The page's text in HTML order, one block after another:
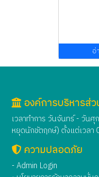
อ่
องค์การบริหารส่
เวลาทำการ วันจันทร์ - วัน
หยุดนักขัตฤกษ์) ตั้งแต่เวลา
ความปลอดภัย
- Admin Login